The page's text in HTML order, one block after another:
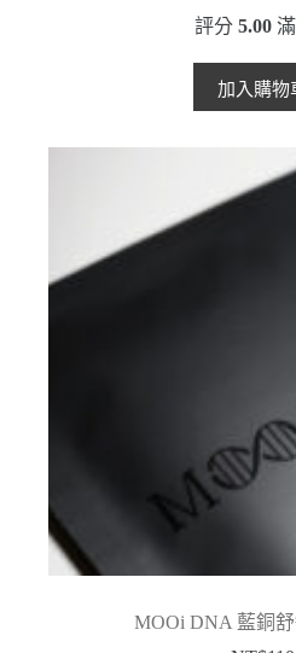
始
價
格
前
價
格
評分5.00
加入購物
MOOi DNA 藍銅